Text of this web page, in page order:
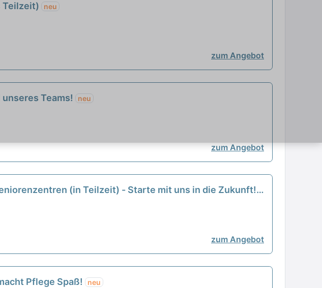
Teilzeit) neu
zum Angebot
Teams! neu
zum Angebot
(in Teilzeit) - Starte mit uns in die Zukunft!
zum Angebot
Pflege Spaß! neu